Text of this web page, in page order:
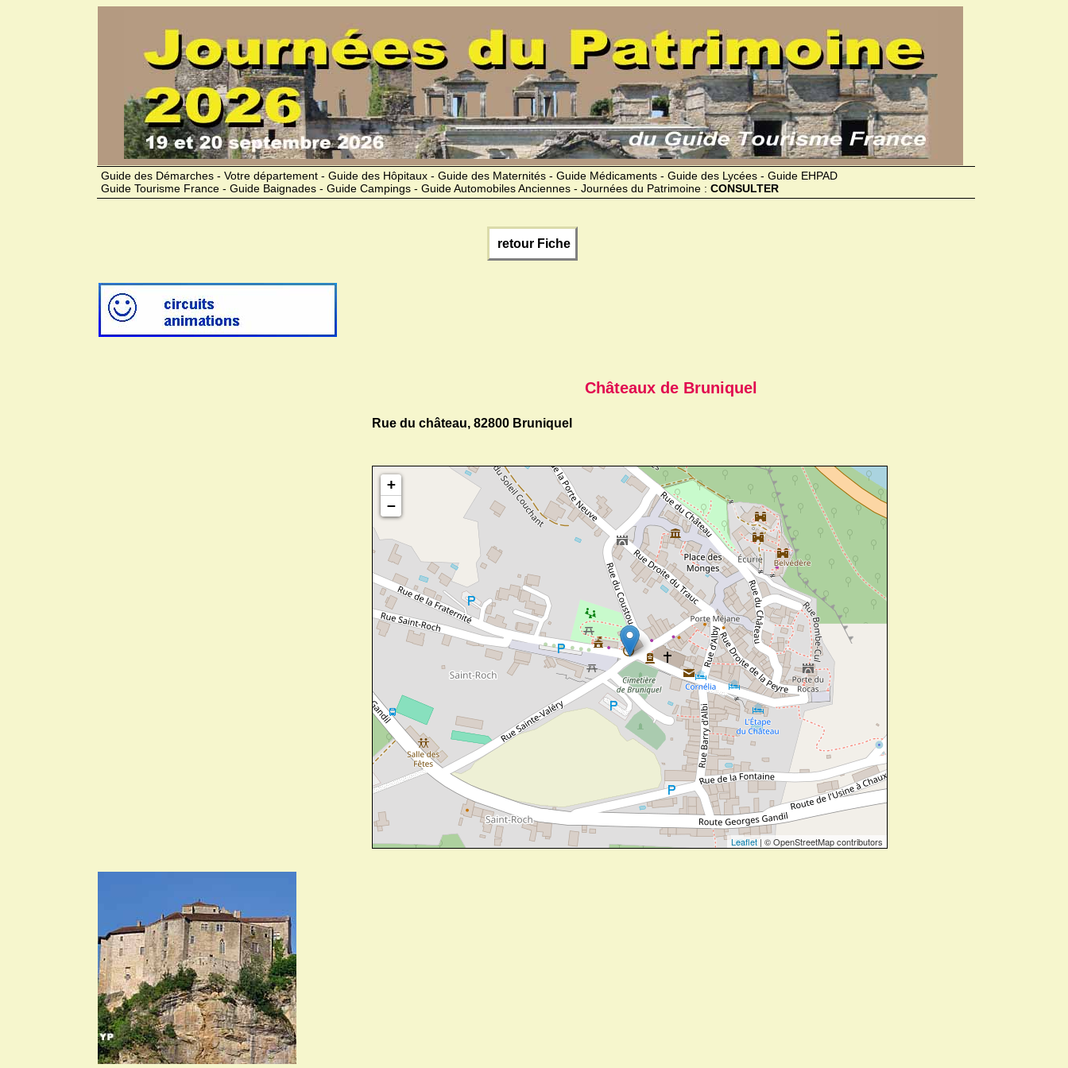
Guide des Démarches - Votre département - Guide des Hôpitaux - Guide des Maternités - Guide Médicaments - Guide des Lycées - Guide EHPAD
Guide Tourisme France - Guide Baignades - Guide Campings - Guide Automobiles Anciennes - Journées du Patrimoine : CONSULTER
retour Fiche
Châteaux de Bruniquel
Rue du château, 82800 Bruniquel
+
−
Leaflet| © OpenStreetMap contributors